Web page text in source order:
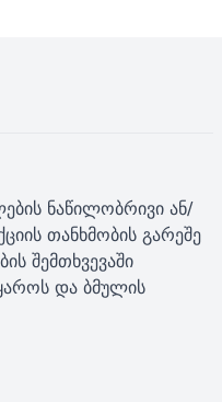
ნაწილობრივი ან/
თანხმობის გარეშე
შემთხვევაში
და ბმულის